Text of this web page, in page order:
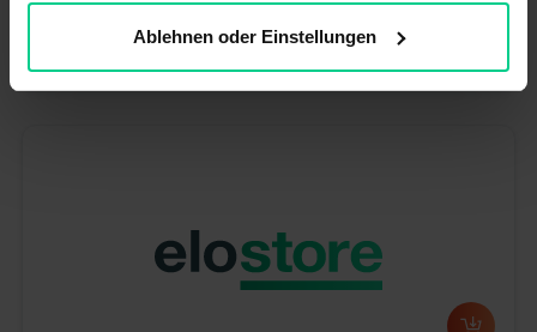
Ablehnen oder Einstellungen
10,74 €*
N° produit : 35053102